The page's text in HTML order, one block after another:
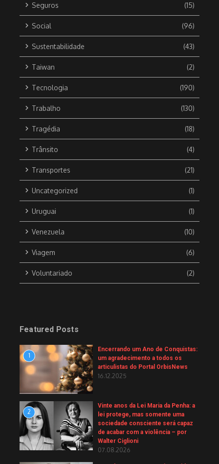
Seguros (15)
Social (96)
Sustentabilidade (43)
Taiwan (2)
Tecnologia (190)
Trabalho (130)
Tragédia (18)
Trânsito (4)
Transportes (21)
Uncategorized (1)
Uruguai (1)
Venezuela (10)
Viagem (6)
Voluntariado (2)
Featured Posts
1
Encerrando um Ano de Conquistas:
um agradecimento a todos os
articulistas do Portal OrbisNews
16.12.2025
2
Vinte anos da Lei Maria da Penha: a
lei protege, mas somente uma
sociedade consciente será capaz
de acabar com a violência – por
Walter Ciglioni
07.08.2026